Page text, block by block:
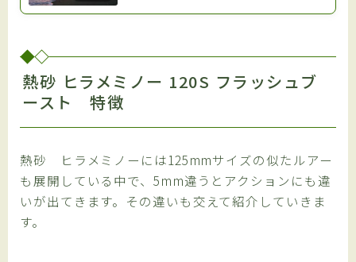
熱砂 ヒラメミノー 120S フラッシュブ
ースト 特徴
熱砂 ヒラメミノーには125mmサイズの似たルアー
も展開している中で、5mm違うとアクションにも違
いが出てきます。その違いも交えて紹介していきま
す。